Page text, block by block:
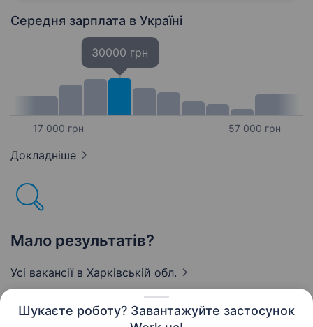
Шукаєте роботу? Завантажуйте застосунок
продавця-консультанта у зоомагазин…
Середня зарплата в Україні
17 000 грн
30000 грн
57 000 грн
Докладніше
Мало результатів?
Усі вакансії в Харківській обл.